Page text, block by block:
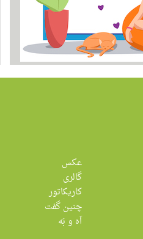
عکس
گالری
کاریکاتور
چنین گفت
اَه و بَه